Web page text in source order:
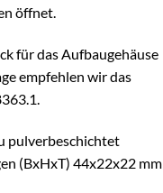
öffnet.
für das Aufbaugehäuse
empfehlen wir das
pulverbeschichtet
(BxHxT) 44x22x22 mm